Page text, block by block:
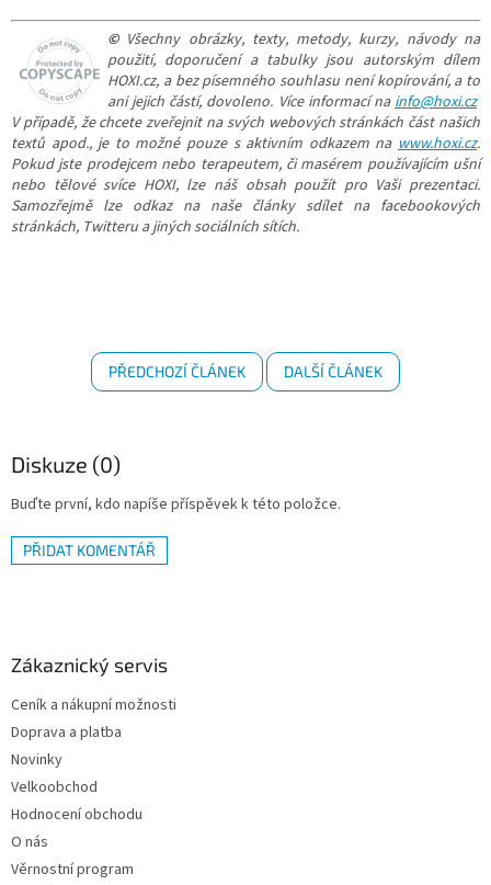
©Všechny obrázky, texty, metody, kurzy, návody na
použití, doporučení a tabulky jsou autorským dílem
HOXI.cz, a bez písemného souhlasu není kopírování, a to
ani jejich částí, dovoleno. Více informací na info@hoxi.cz
V případě, že chcete zveřejnit na svých webových stránkách část našich
textů apod., je to možné pouze s aktivním odkazem na www.hoxi.cz.
Pokud jste prodejcem nebo terapeutem, či masérem používajícím ušní
nebo tělové svíce HOXI, lze náš obsah použít pro Vaši prezentaci.
Samozřejmě lze odkaz na naše články sdílet na facebookových
stránkách, Twitteru a jiných sociálních sítích.
PŘEDCHOZÍ ČLÁNEK DALŠÍ ČLÁNEK
Diskuze (0)
Buďte první, kdo napíše příspěvek k této položce.
PŘIDAT KOMENTÁŘ
Zákaznický servis
Ceník a nákupní možnosti
Doprava a platba
Novinky
Velkoobchod
Hodnocení obchodu
O nás
Věrnostní program